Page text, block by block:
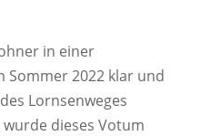
in einer
Sommer 2022 klar und
Lornsenweges
dieses Votum